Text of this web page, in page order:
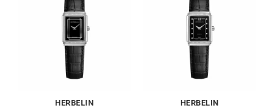
HERBELIN HERBELIN